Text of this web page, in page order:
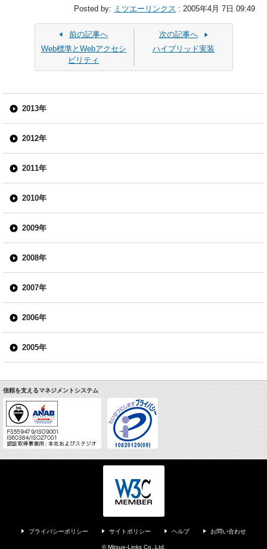
Posted by: ミツエーリンクス : 2005年4月 7日 09:49
前の記事へ
Web標準とWebアクセシ
ビリティ
次の記事へ
ハイブリッド実装
2013年
2012年
2011年
2010年
2009年
2008年
2007年
2006年
2005年
信頼を支えるマネジメントシステム
プライバシーポリシー サイトポリシー ヘルプ お問い合わせ
© Mitsue-Links Co.,Ltd.